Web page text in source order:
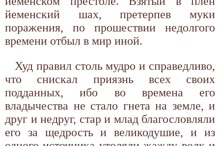
йеменский шах, претерпев муки
поражения, по прошествии недолгого
времени отбыл в мир иной.
Худ правил столь мудро и справедливо,
что снискал приязнь всех своих
подданных, ибо во времена его
владычества не стало гнета на земле, и
друг и недруг, стар и млад благословляли
его за щедрость и великодушие, и из